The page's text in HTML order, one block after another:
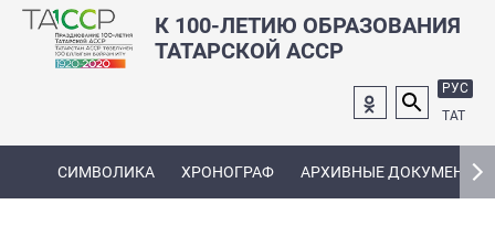
К 100-ЛЕТИЮ ОБРАЗОВАНИЯ
ТАТАРСКОЙ АССР
РУС
ТАТ
СИМВОЛИКА ХРОНОГРАФ АРХИВНЫЕ ДОКУМЕНТЫ